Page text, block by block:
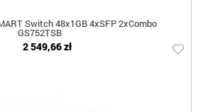
Switch 48x1GB 4xSFP 2xCombo
GS752TSB
2 549,66 zł